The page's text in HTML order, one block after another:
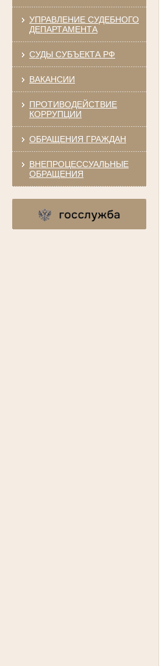
УПРАВЛЕНИЕ СУДЕБНОГО
ДЕПАРТАМЕНТА
СУДЫ СУБЪЕКТА РФ
ВАКАНСИИ
ПРОТИВОДЕЙСТВИЕ
КОРРУПЦИИ
ОБРАЩЕНИЯ ГРАЖДАН
ВНЕПРОЦЕССУАЛЬНЫЕ
ОБРАЩЕНИЯ